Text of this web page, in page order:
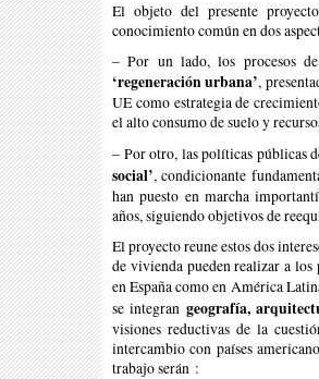
El objeto del presente
conocimiento común en dos
– Por un lado, los procesos
‘regeneración urbana’,
UE como estrategia de
el alto consumo de suelo y
– Por otro, las políticas públicas
social’, condicionante
han puesto en marcha
años, siguiendo objetivos de
El proyecto reune estos dos
de vivienda pueden realizar a los
en España como en América
se integran geografía,
visiones reductivas de la
intercambio con países
trabajo serán :